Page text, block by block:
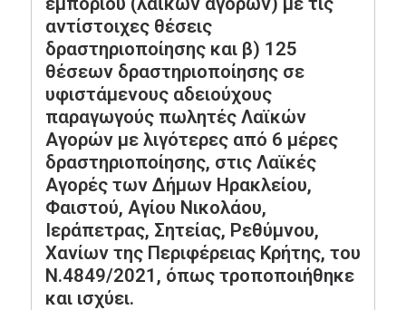
αντίστοιχες θέσεις
δραστηριοποίησης και β) 125
θέσεων δραστηριοποίησης σε
υφιστάμενους αδειούχους
παραγωγούς πωλητές Λαϊκών
Αγορών με λιγότερες από 6 μέρες
δραστηριοποίησης, στις Λαϊκές
Αγορές των Δήμων Ηρακλείου,
Φαιστού, Αγίου Νικολάου,
Ιεράπετρας, Σητείας, Ρεθύμνου,
Χανίων της Περιφέρειας Κρήτης, του
Ν.4849/2021, όπως τροποποιήθηκε
και ισχύει.